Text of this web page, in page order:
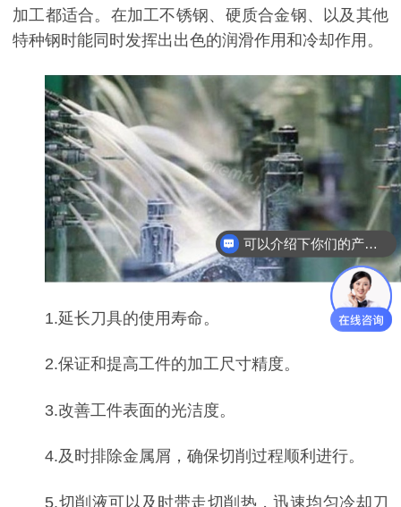
加工都适合。在加工不锈钢、硬质合金钢、以及其他
特种钢时能同时发挥出出色的润滑作用和冷却作用。
1.延长刀具的使用寿命。
2.保证和提高工件的加工尺寸精度。
3.改善工件表面的光洁度。
4.及时排除金属屑，确保切削过程顺利进行。
5.切削液可以及时带走切削热，迅速均匀冷却刀
可以介绍下你们的产品么